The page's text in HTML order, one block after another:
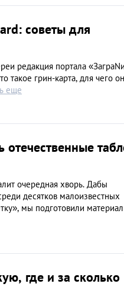
советы для
редакция портала
такое грин-карта, для чего
еще
очередная хворь. Дабы
десятков малоизвестных
мы подготовили
где и за сколько